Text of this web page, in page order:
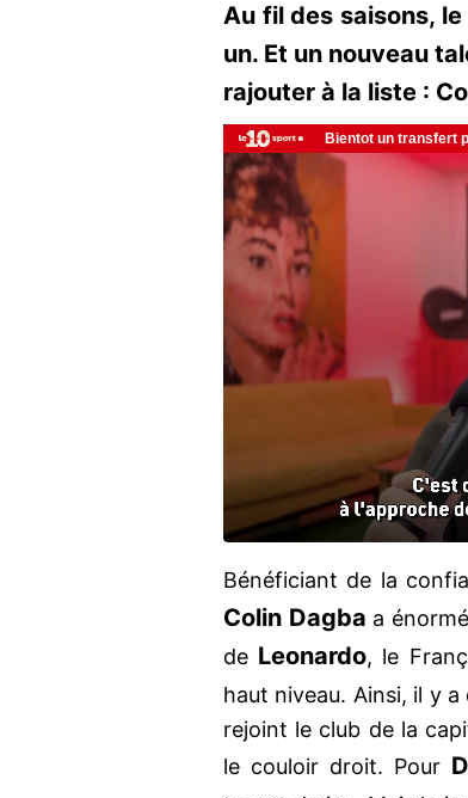
Au fil des saisons,
un. Et un nouveau
rajouter à la liste :
Bénéficiant de la
Colin Dagba a
de Leonardo, le
haut niveau. Ainsi, il y
rejoint le club de la
le couloir droit. Pour